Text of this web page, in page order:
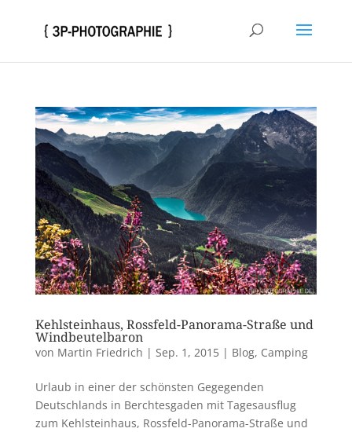
Kehlsteinhaus, Rossfeld-Panorama-Straße und
Windbeutelbaron
von Martin Friedrich | Sep. 1, 2015| Blog, Camping
Urlaub in einer der schönsten Gegegenden
Deutschlands in Berchtesgaden mit Tagesausflug
zum Kehlsteinhaus, Rossfeld-Panorama-Straße und